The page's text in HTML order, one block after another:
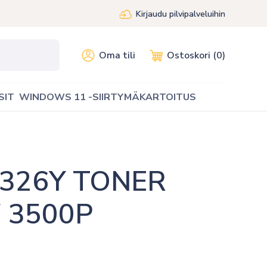
Kirjaudu pilvipalveluihin
Oma tili Ostoskori (0)
WINDOWS 11 -SIIRTYMÄKARTOITUS
TONER
3500P